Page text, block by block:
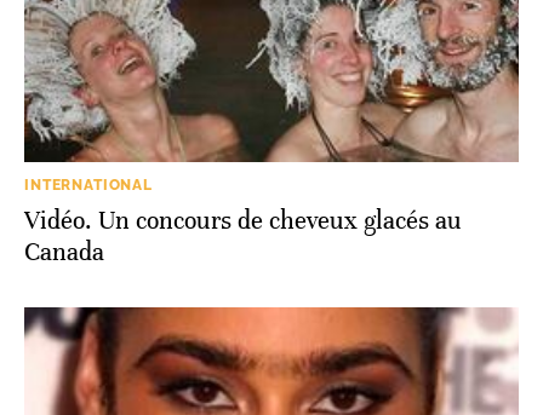
INTERNATIONAL
Vidéo. Un concours de cheveux glacés au
Canada